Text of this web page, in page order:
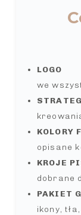
LOGO
we
KOLORY
opisane
KROJE
dobrane
PAKIET
ikony,